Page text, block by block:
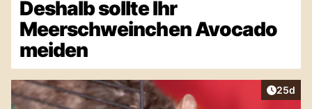
Deshalb sollte Ihr
Meerschweinchen Avocado
meiden
Artikel
25d